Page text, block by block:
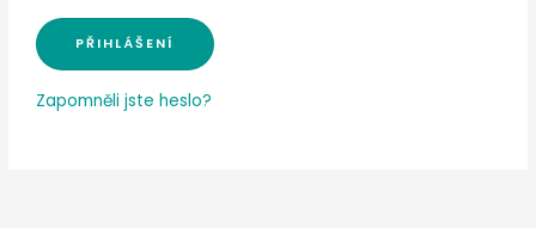
Zapomněli jste heslo?